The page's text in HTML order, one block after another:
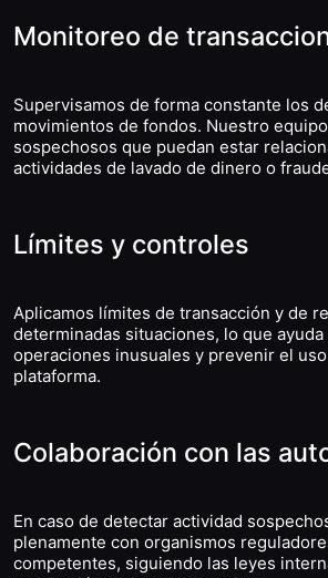
Monitoreo de
Supervisamos de forma constante los
movimientos de fondos. Nuestro
sospechosos que puedan estar
actividades de lavado de dinero o
Límites y controles
Aplicamos límites de transacción y de
determinadas situaciones, lo que
operaciones inusuales y prevenir el
plataforma.
Colaboración con las
En caso de detectar actividad
plenamente con organismos
competentes, siguiendo las leyes